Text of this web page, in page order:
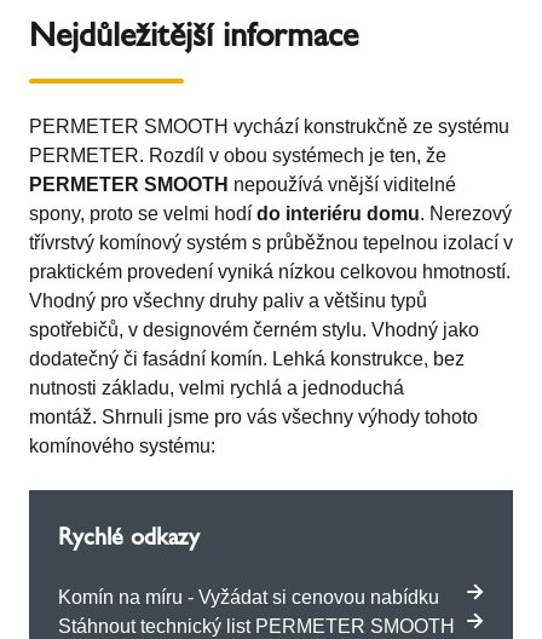
Nejdůležitější informace
PERMETER SMOOTH vychází konstrukčně ze systému
PERMETER. Rozdíl v obou systémech je ten, že
PERMETER SMOOTH nepoužívá vnější viditelné
spony, proto se velmi hodí do interiéru domu. Nerezový
třívrstvý komínový systém s průběžnou tepelnou izolací v
praktickém provedení vyniká nízkou celkovou hmotností.
Vhodný pro všechny druhy paliv a většinu typů
spotřebičů, v designovém černém stylu. Vhodný jako
dodatečný či fasádní komín. Lehká konstrukce, bez
nutnosti základu, velmi rychlá a jednoduchá
montáž. Shrnuli jsme pro vás všechny výhody tohoto
komínového systému:
Rychlé odkazy
Komín na míru - Vyžádat si cenovou nabídku
Stáhnout technický list PERMETER SMOOTH